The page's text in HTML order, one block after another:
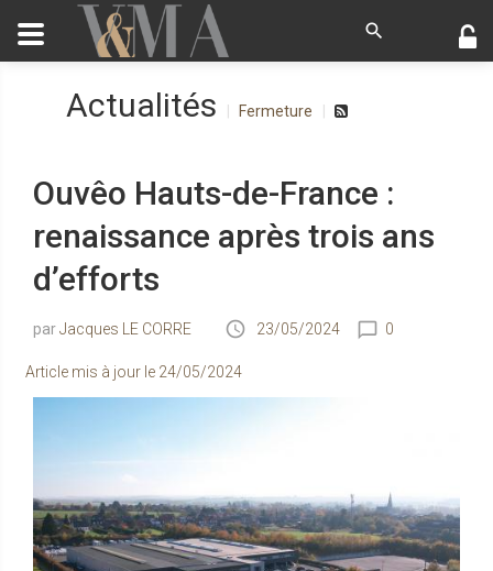
Actualités Fermeture
Ouvêo Hauts-de-France :
renaissance après trois ans
d’efforts
Jacques LE CORRE 23/05/2024 0
Article mis à jour le 24/05/2024